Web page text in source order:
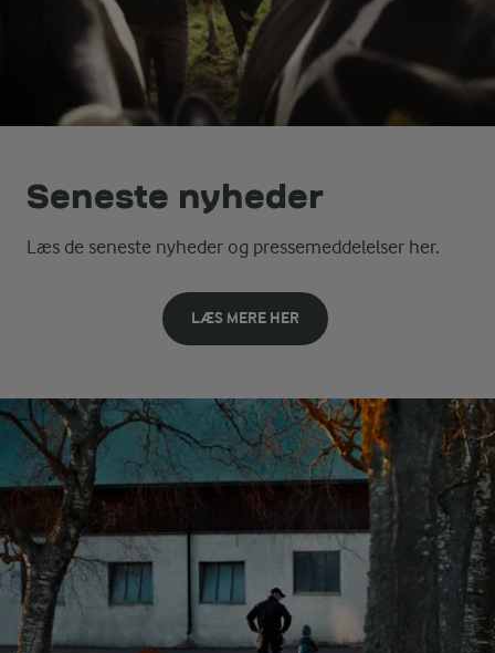
Seneste nyheder
Læs de seneste nyheder og pressemeddelelser her.
LÆS MERE HER